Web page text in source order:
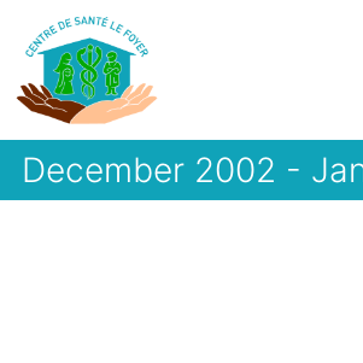
Spring
naar
de
inhoud
December 2002 -